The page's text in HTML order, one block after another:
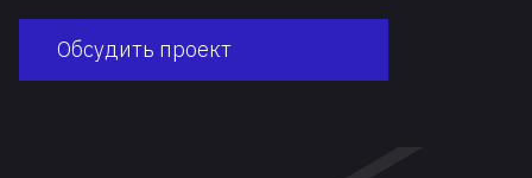
Обсудить проект